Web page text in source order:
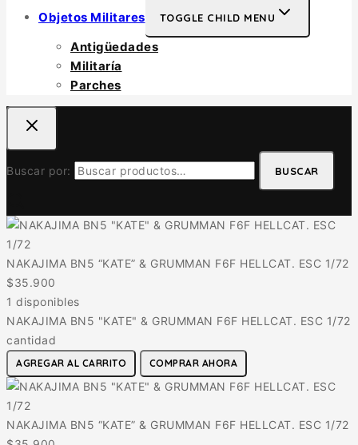
Objetos Militares TOGGLE CHILD MENU
Antigüedades
Militaría
Parches
Buscar por: BUSCAR
NAKAJIMA BN5 “KATE” & GRUMMAN F6F HELLCAT. ESC 1/72
$35.900
1 disponibles
NAKAJIMA BN5 "KATE" & GRUMMAN F6F HELLCAT. ESC 1/72
cantidad
AGREGAR AL CARRITO COMPRAR AHORA
NAKAJIMA BN5 “KATE” & GRUMMAN F6F HELLCAT. ESC 1/72